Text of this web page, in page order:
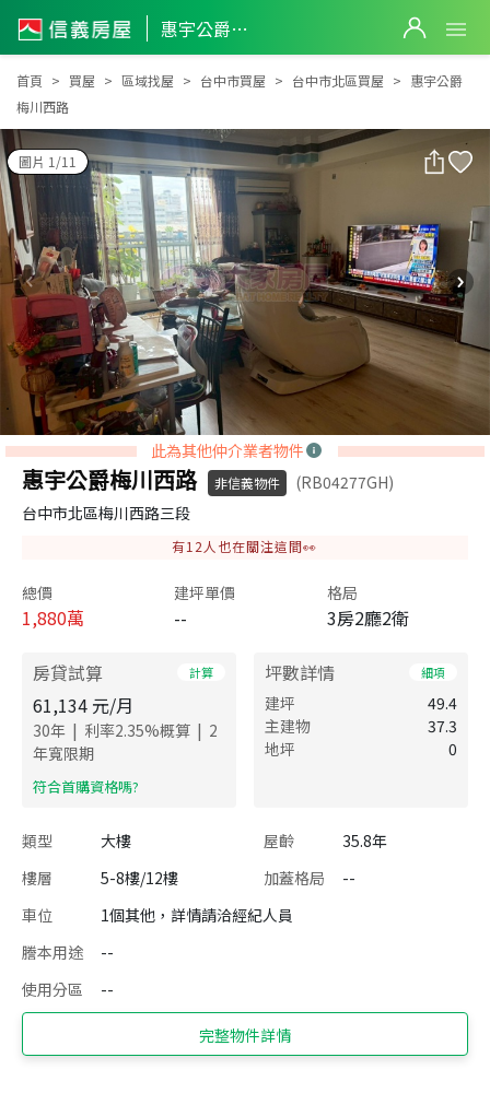
惠宇公爵梅川西路
惠宇公爵梅川西路
首頁 買屋 區域找屋 台中市買屋 台中市北區買屋
惠宇公爵
梅川西路
圖片 1/11
此為其他仲介業者物件
惠宇公爵梅川西路 非信義物件
(RB04277GH)
台中市北區梅川西路三段
有12 人也在關注這間👀
總價
1,880萬
建坪單價
--
格局
3房2廳2衛
房貸試算 計算
61,134 元/月
30年 | 利率2.35%概算 | 2
年寬限期
​符合首購資格嗎?
坪數詳情 細項
建坪
49.4
主建物
37.3
地坪
0
類型 大樓 屋齡
35.8年
樓層
5-8樓/12樓 加蓋格局
--
車位
1個其他，詳情請洽經紀人員
謄本用途
--
使用分區
--
完整物件詳情